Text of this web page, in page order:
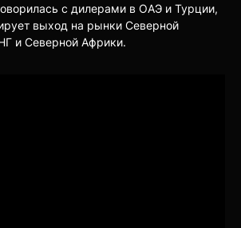
с дилерами в ОАЭ и Турции,
выход на рынки Северной
и Северной Африки.